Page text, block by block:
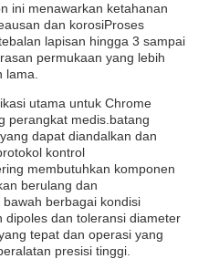
ini menawarkan ketahanan
dan korosiProses
lapisan hingga 3 sampai
permukaan yang lebih
utama untuk Chrome
perangkat medis.batang
dapat diandalkan dan
kontrol
membutuhkan komponen
berulang dan
berbagai kondisi
dan toleransi diameter
tepat dan operasi yang
presisi tinggi.